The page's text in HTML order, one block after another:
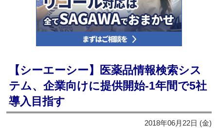
【シーエーシー】医薬品情報検索シス
テム、企業向けに提供開始‐1年間で5社
導入目指す
2018年06月22日 (金)